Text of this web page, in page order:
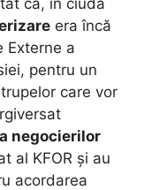
era încă
Externe a
pentru un
care vor
negocierilor
al KFOR și au
acordarea